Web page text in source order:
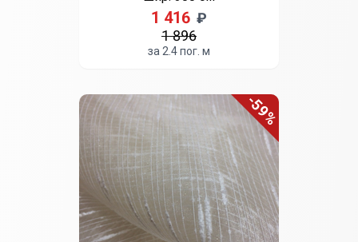
1 416 ₽
1 896
за 2.4 пог. м
-59%